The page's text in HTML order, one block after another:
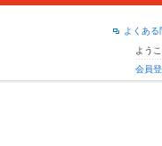
よくあ
ようこ
会員